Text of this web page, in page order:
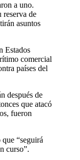
a uno.
reserva de
asuntos
Estados
comercial
países del
después de
que atacó
fueron
“seguirá
curso”.